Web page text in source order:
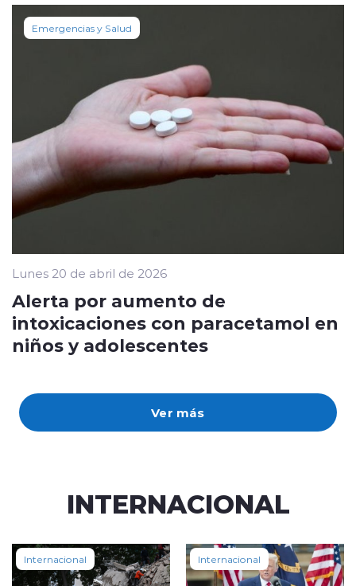
Ver más
Emergencias y Salud
Lunes 20 de abril de 2026
Alerta por aumento de
intoxicaciones con paracetamol en
niños y adolescentes
INTERNACIONAL
Internacional Internacional